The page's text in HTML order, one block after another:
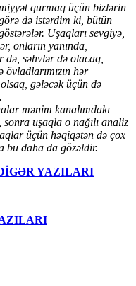
qurmaq üçün bizlərin
də istərdim ki, bütün
Uşaqları sevgiyə,
onların yanında,
səhvlər də olacaq,
övladlarımızın hər
gələcək üçün də
mənim kanalımdakı
uşaqla o nağılı analiz
üçün həqiqətən də çox
bu daha da gözəldir.
YAZILARI